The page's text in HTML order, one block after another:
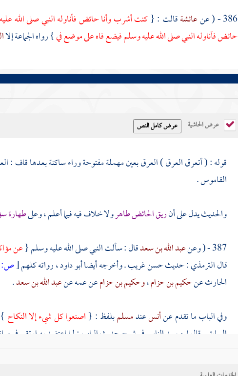
386 - ( عن
عائشةقالت : {كنت أشرب وأنا حائض فأناوله النبي صلى الله
حائض فأناوله النبي صلى الله عليه وسلم فيضع فاه على موضع في} رواه الجماعة إلا
عرض الحاشية
قوله : ( أتعرق العرق ) العرق بعين مهملة مفتوحة وراء ساكنة بعدها قاف :
القاموس .
والحديث يدل على أنريق الحائض طاهرولا خلاف فيه فيما أعلم ، وعلىطهارة
387 - ( وعن
عبد الله بن سعدقال : سألت النبي صلى الله عليه وسلم {عن
قالالترمذي: حديث حسن غريب . وأخرجه أيضاأبو داود، رواته كلهم[ص:
الحارثعنحكيم بن حزام،وحكيم بن حزامعن عمه عنعبد الله بن سعد.
وفي الباب ما تقدم عنأنسعندمسلمبلفظ : {اصنعوا كل شيء إلا النكاح
السابق . قالابن سيد الناسفي شرح حديث الباب : لما اعتضد به ارتقى في
جوازمؤاكلة الحائض. قالالترمذي: وهو قول عامة أهل العلم لم يروا
الناس عليه ، وهكذا نقل الإجماع